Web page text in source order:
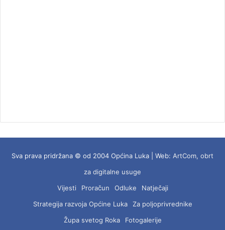
Sva prava pridržana © od 2004 Općina Luka | Web: ArtCom, obrt
za digitalne usuge
Vijesti
Proračun Odluke
Natječaji
Strategija razvoja Općine Luka
Za poljoprivrednike
Župa svetog Roka
Fotogalerije